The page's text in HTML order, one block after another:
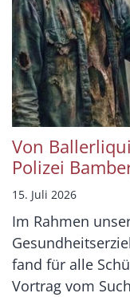
Von
Polizei
15. Juli 2026
Im Rahmen
fand für alle
Vortrag vom